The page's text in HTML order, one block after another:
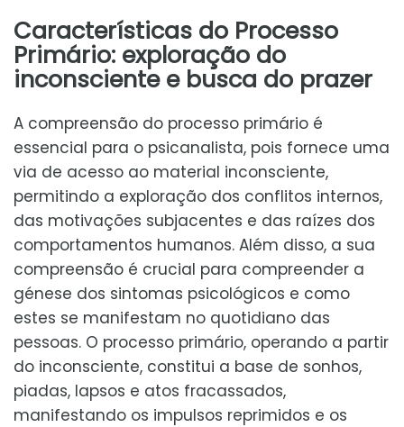
Características do Processo
Primário: exploração do
inconsciente e busca do prazer
A compreensão do processo primário é
essencial para o psicanalista, pois fornece uma
via de acesso ao material inconsciente,
permitindo a exploração dos conflitos internos,
das motivações subjacentes e das raízes dos
comportamentos humanos. Além disso, a sua
compreensão é crucial para compreender a
génese dos sintomas psicológicos e como
estes se manifestam no quotidiano das
pessoas. O processo primário, operando a partir
do inconsciente, constitui a base de sonhos,
piadas, lapsos e atos fracassados,
manifestando os impulsos reprimidos e os